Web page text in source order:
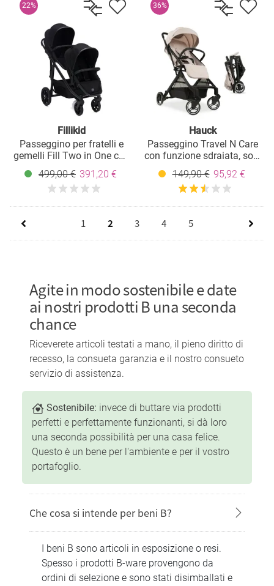
22%
Fillikid
Passeggino per fratelli e
gemelli Fill Two in One con
2 seggiolini sportivi con
barra di protezione - Nero
499,00 € 391,20 €
36%
Hauck
Passeggino Travel N Care
con funzione sdraiata, solo
6,8 kg (carico massimo 22
kg) - Beige
149,90 € 95,92 €
1 2 3 4 5
Agite in modo sostenibile e date
ai nostri prodotti B una seconda
chance
Riceverete articoli testati a mano, il pieno diritto di
recesso, la consueta garanzia e il nostro consueto
servizio di assistenza.
Sostenibile: invece di buttare via prodotti
perfetti e perfettamente funzionanti, si dà loro
una seconda possibilità per una casa felice.
Questo è un bene per l'ambiente e per il vostro
portafoglio.
Che cosa si intende per beni B?
I beni B sono articoli in esposizione o resi.
Spesso i prodotti B-ware provengono da
ordini di selezione e sono stati disimballati e